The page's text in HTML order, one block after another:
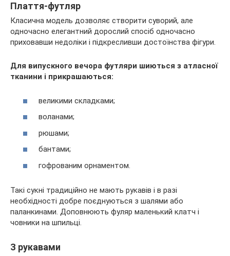
Плаття-футляр
Класична модель дозволяє створити суворий, але
одночасно елегантний дорослий спосіб одночасно
приховавши недоліки і підкресливши достоїнства фігури.
Для випускного вечора футляри шиються з атласної
тканини і прикрашаються:
великими складками;
воланами;
рюшами;
бантами;
гофрованим орнаментом.
Такі сукні традиційно не мають рукавів і в разі
необхідності добре поєднуються з шалями або
паланкинами. Доповнюють фуляр маленький клатч і
човники на шпильці.
З рукавами